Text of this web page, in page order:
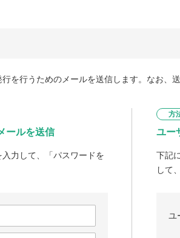
を行うためのメールを送信します。なお、
ールを送信
力して、「パスワードを
方
ユー
下記
して
ユ